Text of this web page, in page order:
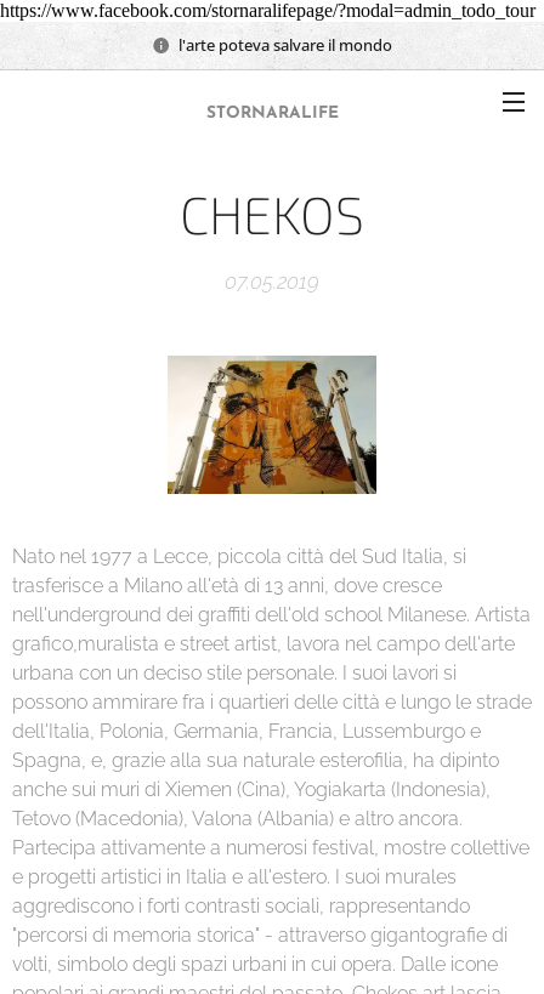
https://www.facebook.com/stornaralifepage/?modal=admin_todo_tour
l'arte poteva salvare il mondo
STORNARALIFE
CHEKOS
07.05.2019
Nato nel 1977 a Lecce, piccola città del Sud Italia, si
trasferisce a Milano all'età di 13 anni, dove cresce
nell'underground dei graffiti dell'old school Milanese. Artista
grafico,muralista e street artist, lavora nel campo dell'arte
urbana con un deciso stile personale. I suoi lavori si
possono ammirare fra i quartieri delle città e lungo le strade
dell'Italia, Polonia, Germania, Francia, Lussemburgo e
Spagna, e, grazie alla sua naturale esterofilia, ha dipinto
anche sui muri di Xiemen (Cina), Yogiakarta (Indonesia),
Tetovo (Macedonia), Valona (Albania) e altro ancora.
Partecipa attivamente a numerosi festival, mostre collettive
e progetti artistici in Italia e all'estero. I suoi murales
aggrediscono i forti contrasti sociali, rappresentando
"percorsi di memoria storica" - attraverso gigantografie di
volti, simbolo degli spazi urbani in cui opera. Dalle icone